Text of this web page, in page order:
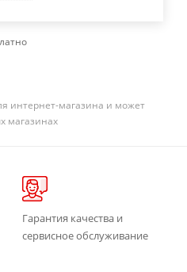
интернет-магазина и может
магазинах
Гарантия качества и
сервисное обслуживание